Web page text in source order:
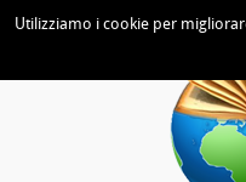
Utilizziamo i cookie per